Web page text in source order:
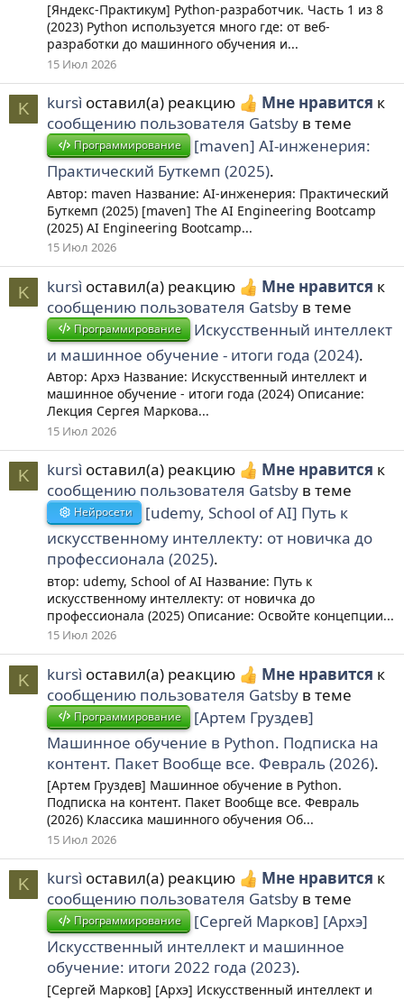
[Яндекс-Практикум] Python-разработчик. Часть 1 из 8
(2023) Python используется много где: от веб-
разработки до машинного обучения и...
15 Июл 2026
K kursì оставил(а) реакцию Мне нравится к
сообщению пользователя Gatsby в теме
Программирование
[maven] AI-инженерия:
Практический Буткемп (2025).
Автор: maven Название: AI-инженерия: Практический
Буткемп (2025) [maven] The AI Engineering Bootcamp
(2025) AI Engineering Bootcamp...
15 Июл 2026
K kursì оставил(а) реакцию Мне нравится к
сообщению пользователя Gatsby в теме
Программирование
Искусственный интеллект
и машинное обучение - итоги года (2024).
Автор: Архэ Название: Искусственный интеллект и
машинное обучение - итоги года (2024) Описание:
Лекция Сергея Маркова...
15 Июл 2026
K kursì оставил(а) реакцию Мне нравится к
сообщению пользователя Gatsby в теме
Нейросети
[udemy, School of AI] Путь к
искусственному интеллекту: от новичка до
профессионала (2025).
втор: udemy, School of AI Название: Путь к
искусственному интеллекту: от новичка до
профессионала (2025) Описание: Освойте концепции...
15 Июл 2026
K kursì оставил(а) реакцию Мне нравится к
сообщению пользователя Gatsby в теме
Программирование
[Артем Груздев]
Машинное обучение в Python. Подписка на
контент. Пакет Вообще все. Февраль (2026).
[Артем Груздев] Машинное обучение в Python.
Подписка на контент. Пакет Вообще все. Февраль
(2026) Классика машинного обучения Об...
15 Июл 2026
K kursì оставил(а) реакцию Мне нравится к
сообщению пользователя Gatsby в теме
Программирование
[Сергей Марков] [Архэ]
Искусственный интеллект и машинное
обучение: итоги 2022 года (2023).
[Сергей Марков] [Архэ] Искусственный интеллект и